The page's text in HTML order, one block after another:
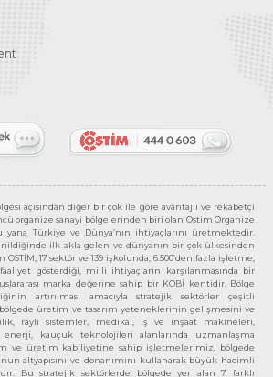
açısından diğer bir çok ile göre avantajlı ve rekabetçi
organize sanayi bölgelerinden biri olan Ostim Organize
yana Türkiye ve Dünya’nın ihtiyaçlarını üretmektedir.
ilk akla gelen ve dünyanın bir çok ülkesinden
17 sektör ve 139 işkolunda, 6.500’den fazla işletme,
faaliyet gösterdiği, milli ihtiyaçların karşılanmasında bir
marka değerine sahip bir KOBİ kentidir. Bölge
artırılması amacıyla stratejik sektörler çeşitli
üretim ve tasarım yeteneklerinin gelişmesini ve
raylı sistemler, medikal, iş ve inşaat makineleri,
kauçuk teknolojileri alanlarında uzmanlaşma
ve üretim kabiliyetine sahip işletmelerimiz, bölgede
altyapısını ve donanımını kullanarak büyük hacimli
Bu stratejik sektörlerde bölgede yer alan 7 farklı